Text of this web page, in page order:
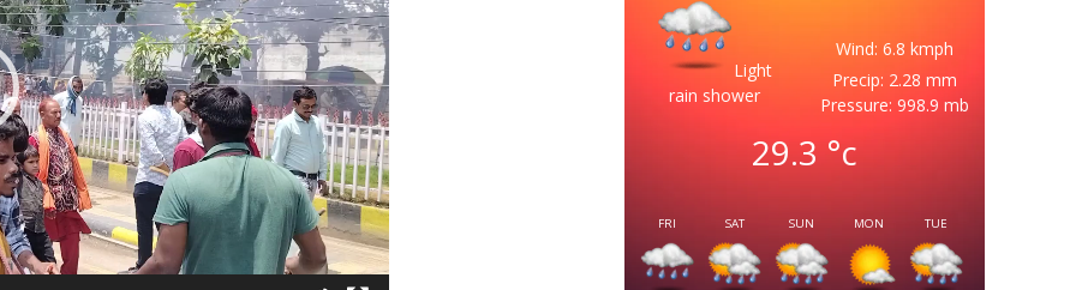
Light
rain shower
Wind: 6.8 kmph
Precip: 2.28 mm
Pressure: 998.9 mb
29.3°c
FRI SAT SUN MON TUE